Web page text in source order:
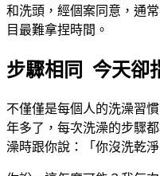
和洗頭，經個案同意，通
目最難拿捏時間。
步驟相同 今天卻
不僅僅是每個人的洗澡習
年多了，每次洗澡的步驟
澡時跟你說：「你沒洗乾淨